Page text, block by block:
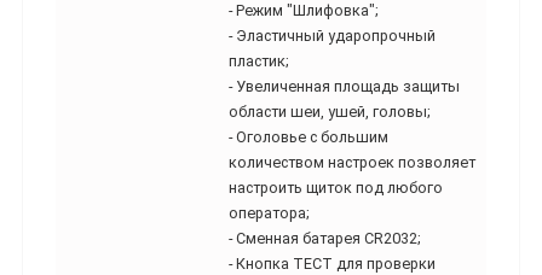
- Режим "Шлифовка";
- Эластичный ударопрочный
пластик;
- Увеличенная площадь защиты
области шеи, ушей, головы;
- Оголовье с большим
количеством настроек позволяет
настроить щиток под любого
оператора;
- Сменная батарея CR2032;
- Кнопка ТЕСТ для проверки